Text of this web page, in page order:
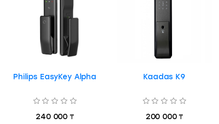
Philips EasyKey Alpha
240 000 ₸
Kaadas K9
200 000 ₸